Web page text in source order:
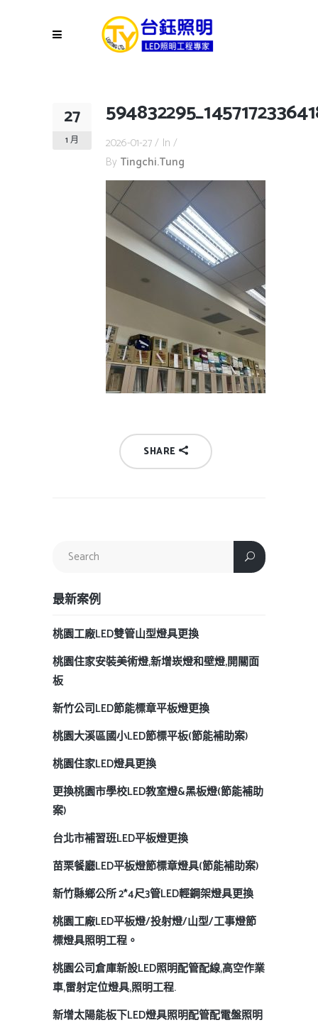
27
1 月 2026-01-27
In
By Tingchi.tung
SHARE
最新案例
桃園工廠LED雙管山型燈具更換
桃園住家安裝美術燈,新增崁燈和壁燈,開關面
板
新竹公司LED節能標章平板燈更換
桃園大溪區國小LED節標平板(節能補助案)
桃園住家LED燈具更換
更換桃園市學校LED教室燈&黑板燈(節能補助
案)
台北市補習班LED平板燈更換
苗栗餐廳LED平板燈節標章燈具(節能補助案)
新竹縣鄉公所 2*4尺3管LED輕鋼架燈具更換
桃園工廠LED平板燈/投射燈/山型/工事燈節
標燈具照明工程。
桃園公司倉庫新設LED照明配管配線,高空作業
車,雷射定位燈具,照明工程.
新增太陽能板下LED燈具照明配管配電盤照明